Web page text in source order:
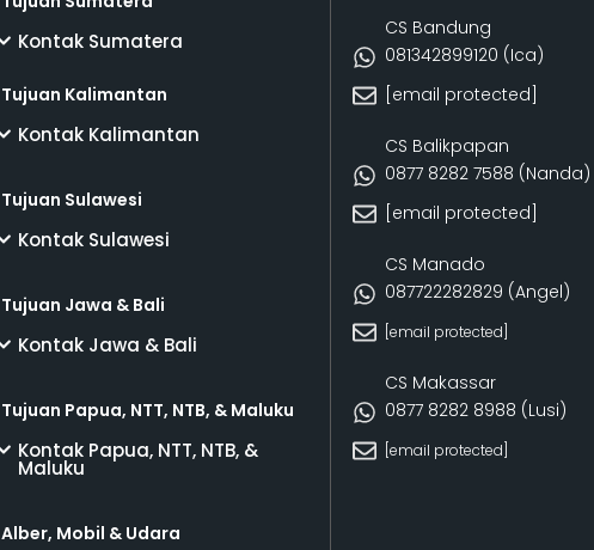
Kontak Sumatera
Tujuan Kalimantan
Kontak Kalimantan
Tujuan Sulawesi
Kontak Sulawesi
Tujuan Jawa & Bali
Kontak Jawa & Bali
Tujuan Papua, NTT, NTB, & Maluku
Kontak Papua, NTT, NTB, &
Maluku
Alber, Mobil & Udara
CS Bandung
081342899120‬ (Ica)
[email protected]
CS Balikpapan
0877 8282 7588 (Nanda)
[email protected]
CS Manado
087722282829 (Angel)
[email protected]
CS Makassar
0877 8282 8988 (Lusi)
[email protected]